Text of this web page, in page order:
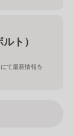
ト）
て最新情報を